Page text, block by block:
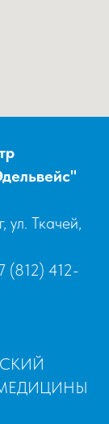
ул. Ткачей,
(812) 412-